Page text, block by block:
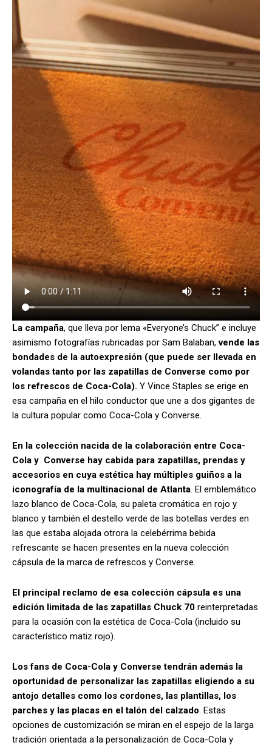
La campaña, que lleva por lema «Everyone’s Chuck” e incluye
asimismo fotografías rubricadas por Sam Balaban,vende las
bondades de la autoexpresión (que puede ser llevada en
volandas tanto por las zapatillas de Converse como por
los refrescos de Coca-Cola). Y Vince Staples se erige en
esa campaña en el hilo conductor que une a dos gigantes de
la cultura popular como Coca-Cola y Converse.
En la colección nacida de la colaboración entre Coca-
Cola y Converse hay cabida para zapatillas, prendas y
accesorios en cuya estética hay múltiples guiños a la
iconografía de la multinacional de Atlanta. El emblemático
lazo blanco de Coca-Cola, su paleta cromática en rojo y
blanco y también el destello verde de las botellas verdes en
las que estaba alojada otrora la celebérrima bebida
refrescante se hacen presentes en la nueva colección
cápsula de la marca de refrescos y Converse.
El principal reclamo de esa colección cápsula es una
edición limitada de las zapatillas Chuck 70 reinterpretadas
para la ocasión con la estética de Coca-Cola (incluido su
característico matiz rojo).
Los fans de Coca-Cola y Converse tendrán además la
oportunidad de personalizar las zapatillas eligiendo a su
antojo detalles como los cordones, las plantillas, los
parches y las placas en el talón del calzado. Estas
opciones de customización se miran en el espejo de la larga
tradición orientada a la personalización de Coca-Cola y